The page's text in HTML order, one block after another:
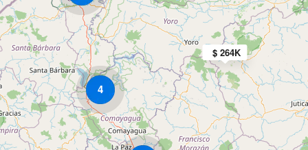
$ 264K
4